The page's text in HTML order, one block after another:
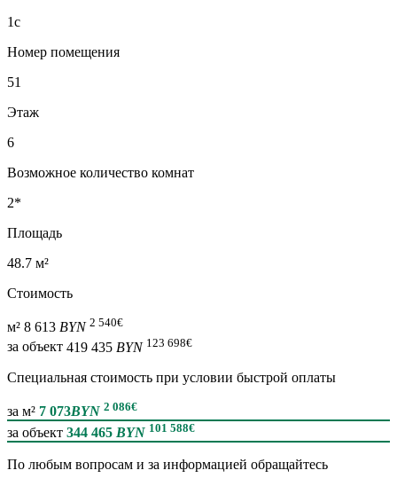
1с
Номер помещения
51
Этаж
6
Возможное количество комнат
2*
Площадь
48.7 м²
Стоимость
м² 8 613 BYN 2 540€
за объект 419 435 BYN 123 698€
Специальная cтоимость при условии быстрой оплаты
за м² 7 073BYN 2 086€
за объект 344 465 BYN 101 588€
По любым вопросам и за информацией обращайтесь